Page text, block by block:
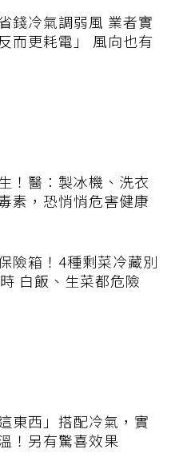
錢冷氣調弱風 業者實
而更耗電」 風向也有
！醫：製冰機、洗衣
素，恐悄悄危害健康
險箱！4種剩菜冷藏別
白飯、生菜都危險
東西」搭配冷氣，實
！另有驚喜效果